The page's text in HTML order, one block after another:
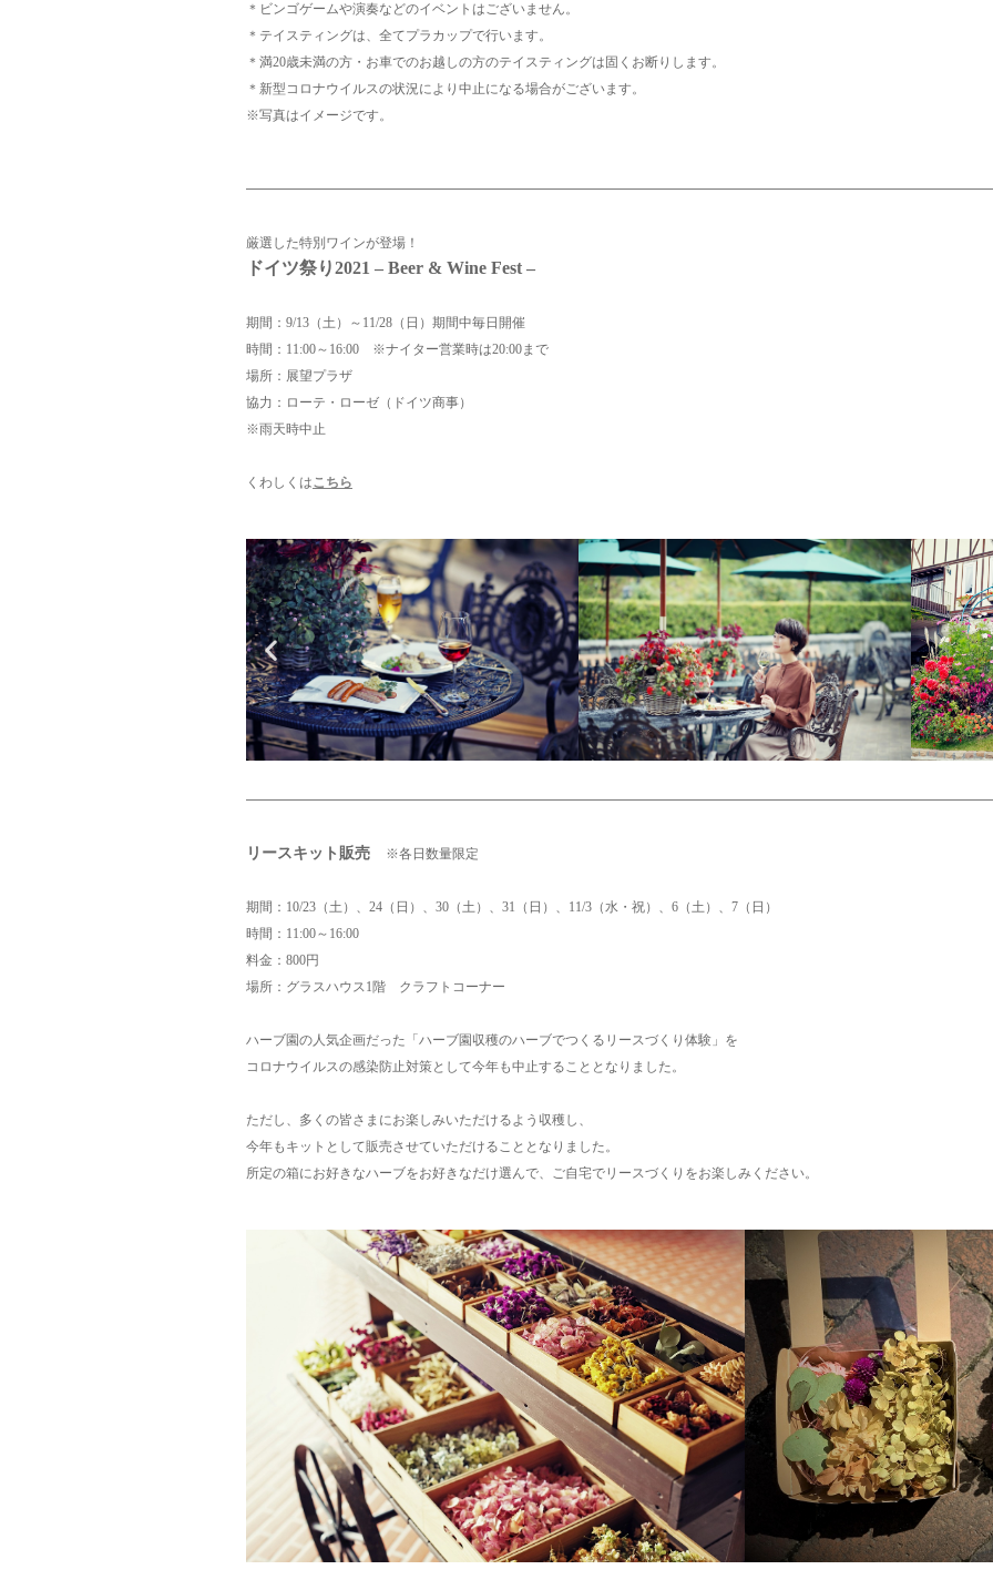
＊ビンゴゲームや演奏などのイベントはございません。
＊テイスティングは、全てプラカップで行います。
＊満20歳未満の方・お車でのお越しの方のテイスティングは固くお断りします。
＊新型コロナウイルスの状況により中止になる場合がございます。
※写真はイメージです。
厳選した特別ワインが登場！
ドイツ祭り2021 – Beer & Wine Fest –
期間：9/13（土）～11/28（日）期間中毎日開催
時間：11:00～16:00 ※ナイター営業時は20:00まで
場所：展望プラザ
協力：ローテ・ローゼ（ドイツ商事）
※雨天時中止
くわしくはこちら
リースキット販売 ※各日数量限定
期間：10/23（土）、24（日）、30（土）、31（ 日）、11/3（水・祝）、6（土）、7（日）
時間：11:00～16:00
料金：800円
場所：グラスハウス1階 クラフトコーナー
ハーブ園の人気企画だった「ハーブ園収穫のハーブでつくるリースづくり体験」を
コロナウイルスの感染防止対策として今年も中止することとなりました。
ただし、多くの皆さまにお楽しみいただけるよう収穫し、
今年もキットとして販売させていただけることとなりました。
所定の箱にお好きなハーブをお好きなだけ選んで、 ご自宅でリースづくりをお楽しみください。